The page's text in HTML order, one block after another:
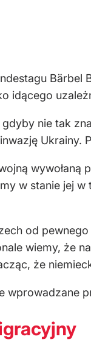
Bärbel
idącego
nie tak
Ukrainy.
w stanie jej
od
wiemy, że
że
wprowadzane